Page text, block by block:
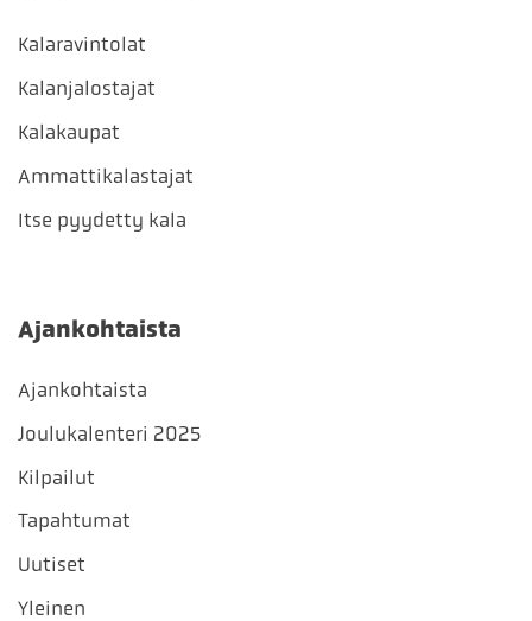
Kalaravintolat
Kalanjalostajat
Kalakaupat
Ammattikalastajat
Itse pyydetty kala
Ajankohtaista
Ajankohtaista
Joulukalenteri 2025
Kilpailut
Tapahtumat
Uutiset
Yleinen